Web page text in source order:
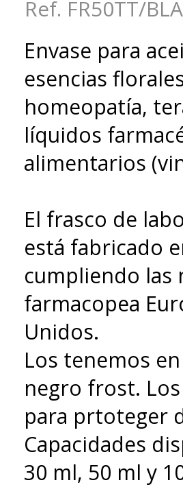
Ref. FR50TT/
Envase para
esencias
homeopatía,
líquidos
alimentarios
El frasco de
está fabricado
cumpliendo las
farmacopea
Unidos.
Los tenemos
negro frost.
para prtoteger
Capacidades
30 ml, 50 ml y